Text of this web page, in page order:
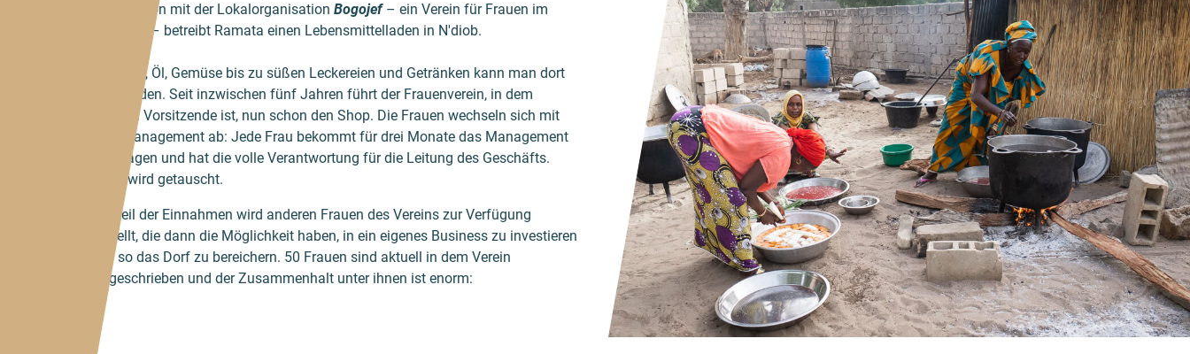
Kooperation mit der Lokalorganisation Bogojef– ein Verein für Frauen im
Business – betreibt Ramata einen Lebensmittelladen in N'diob.
Von Reis, Öl, Gemüse bis zu süßen Leckereien und Getränken kann man dort
alles finden. Seit inzwischen fünf Jahren führt der Frauenverein, in dem
Ramata Vorsitzende ist, nun schon den Shop. Die Frauen wechseln sich mit
dem Management ab: Jede Frau bekommt für drei Monate das Management
übertragen und hat die volle Verantwortung für die Leitung des Geschäfts.
Dann wird getauscht.
Ein Teil der Einnahmen wird anderen Frauen des Vereins zur Verfügung
gestellt, die dann die Möglichkeit haben, in ein eigenes Business zu investieren
und so das Dorf zu bereichern. 50 Frauen sind aktuell in dem Verein
eingeschrieben und der Zusammenhalt unter ihnen ist enorm: